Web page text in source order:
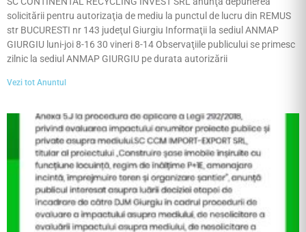
solicitării pentru autorizaţia de mediu la punctul de lucru din REMUS
str BUCURESTI nr 143 judeţul Giurgiu Informaţii la sediul ANMAP
GIURGIU luni-joi 8-16 30 vineri 8-14 Observaţiile publicului se primesc
zilnic la sediul ANMAP GIURGIU pe durata autorizării
Vezi tot Anuntul